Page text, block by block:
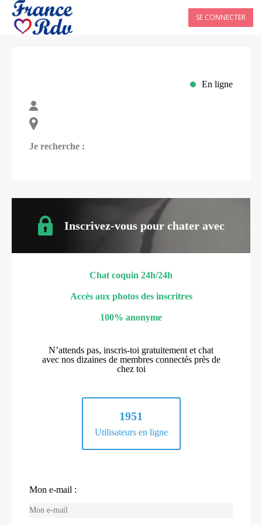
SE CONNECTER
En ligne
Je recherche :
Inscrivez-vous pour chater avec
Chat coquin 24h/24h
Accès aux photos des inscritres
100% anonyme
N’attends pas, inscris-toi gratuitement et chat
avec nos dizaines de membres connectés près de
chez toi
1951
Utilisateurs en ligne
Mon e-mail :